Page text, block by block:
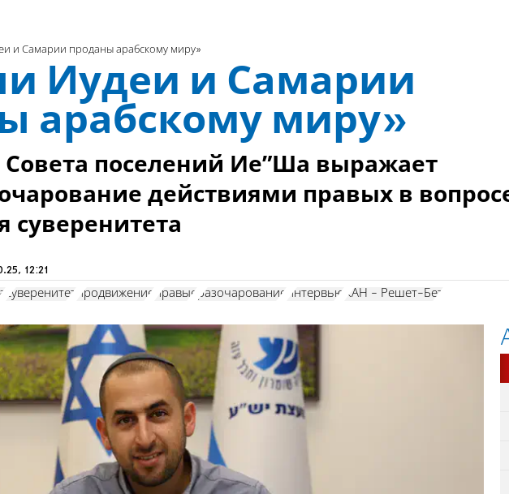
и Самарии проданы арабскому миру»
Иудеи и Самарии
арабскому миру»
Совета поселений Ие”Ша выражает
действиями правых в
12:21
суверенитет продвижение правые разочарование интервью КАН - Решет-Бет